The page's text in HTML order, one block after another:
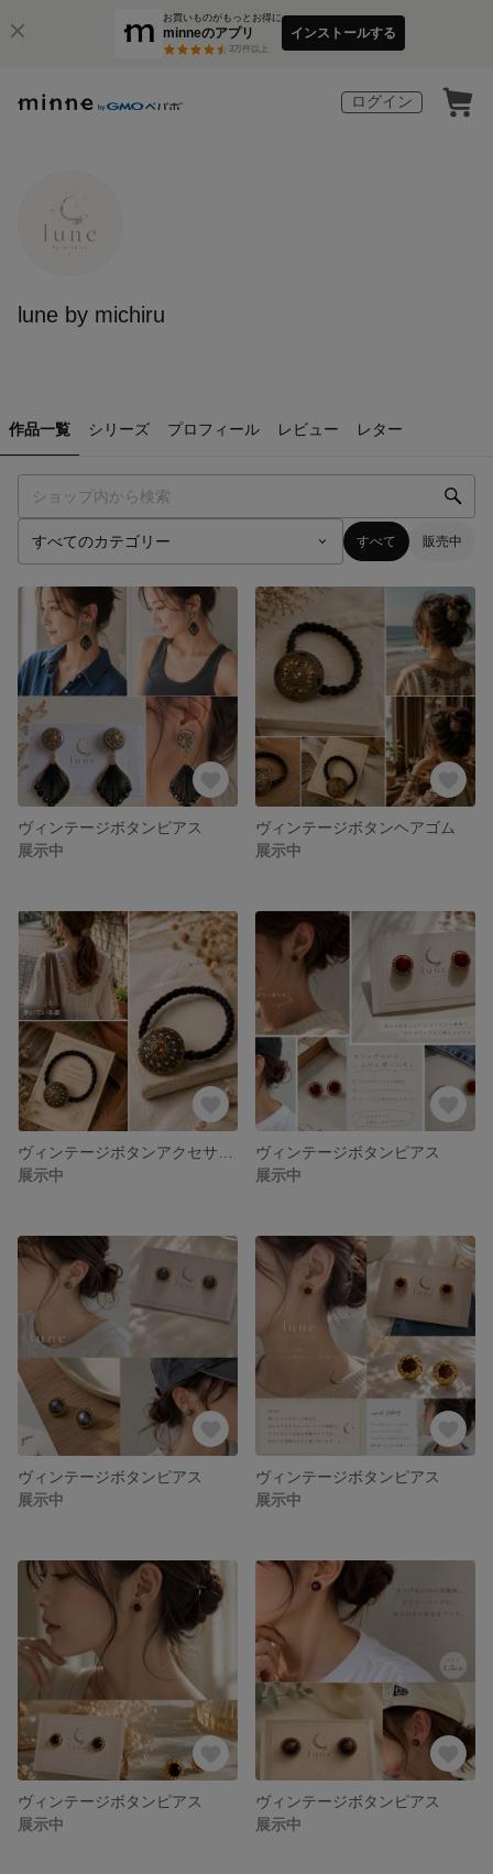
お買いものがもっとお得に
minneのアプリ
3万件以上
インストールする
ログイン
lune by michiru
作品一覧 シリーズ プロフィール レビュー レター
すべて 販売中
ヴィンテージボタンピアス
展示中
ヴィンテージボタンヘアゴム
展示中
展示中
ヴィンテージボタンピアス
展示中
ヴィンテージボタンピアス
展示中
ヴィンテージボタンピアス
展示中
ヴィンテージボタンピアス
展示中
ヴィンテージボタンピアス
展示中